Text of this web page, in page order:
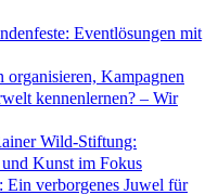
Eventlösungen mit
Kampagnen
kennenlernen? – Wir
Wild-Stiftung:
Kunst im Fokus
Ein verborgenes Juwel für